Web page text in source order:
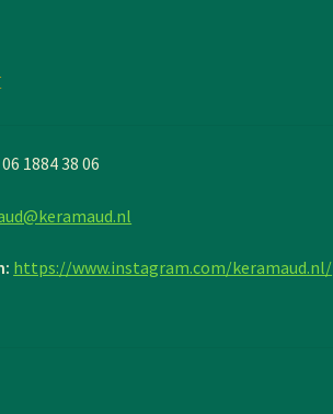
06 1884 38 06
https://www.instagram.com/keramaud.nl/